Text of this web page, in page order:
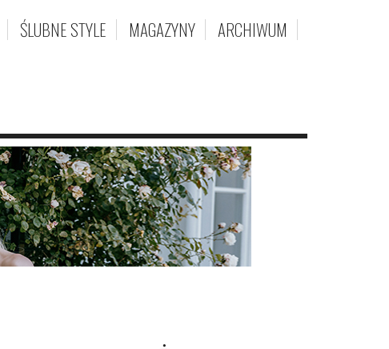
ŚLUBNE STYLE MAGAZYNY ARCHIWUM